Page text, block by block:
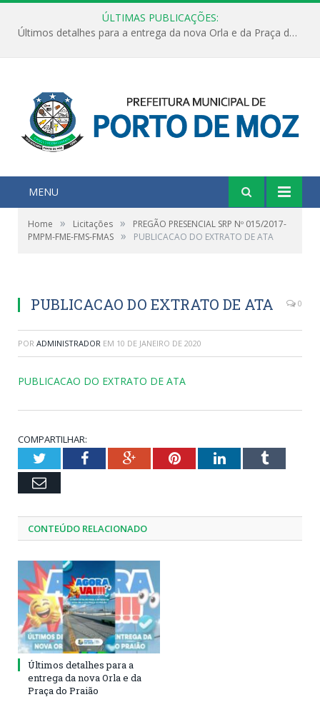
ÚLTIMAS PUBLICAÇÕES:
Últimos detalhes para a entrega da nova Orla e da Praça do Praião
MENU
Home » Licitações »
PREGÃO PRESENCIAL SRP Nº 015/2017-
PMPM-FME-FMS-FMAS » PUBLICACAO DO EXTRATO DE ATA
PUBLICACAO DO EXTRATO DE ATA 0
POR ADMINISTRADOR EM 10 DE JANEIRO DE 2020
PUBLICACAO DO EXTRATO DE ATA
COMPARTILHAR:
TwitterFacebookGoogle+PinterestLinkedInTumblr
Email
CONTEÚDO RELACIONADO
Últimos detalhes para a
entrega da nova Orla e da
Praça do Praião